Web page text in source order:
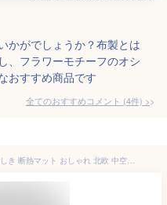
かがでしょうか？布製とは
、フラワーモチーフのオシ
おすすめ商品です
全てのおすすめコメント (4件) >
Hakona シリコン製鍋敷き 耐熱 なべしき 断熱マット おしゃれ 北欧 中空 古典的な花柄 3個セット 滑り止め 防水 テーブル保護 コース